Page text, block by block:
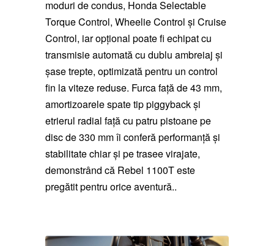
moduri de condus, Honda Selectable
Torque Control, Wheelie Control și Cruise
Control, iar opțional poate fi echipat cu
transmisie automată cu dublu ambreiaj și
șase trepte, optimizată pentru un control
fin la viteze reduse. Furca față de 43 mm,
amortizoarele spate tip piggyback și
etrierul radial față cu patru pistoane pe
disc de 330 mm îi conferă performanță și
stabilitate chiar și pe trasee virajate,
demonstrând că Rebel 1100T este
pregătit pentru orice aventură..